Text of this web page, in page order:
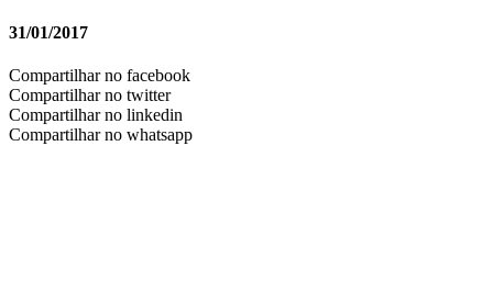
31/01/2017
Compartilhar no facebook
Compartilhar no twitter
Compartilhar no linkedin
Compartilhar no whatsapp